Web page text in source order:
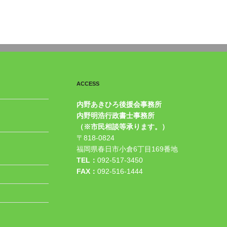
ACCESS
内野あきひろ後援会事務所
内野明浩行政書士事務所
（※市民相談等承ります。）
〒818-0824
福岡県春日市小倉6丁目169番地
TEL： 092-517-3450
FAX： 092-516-1444